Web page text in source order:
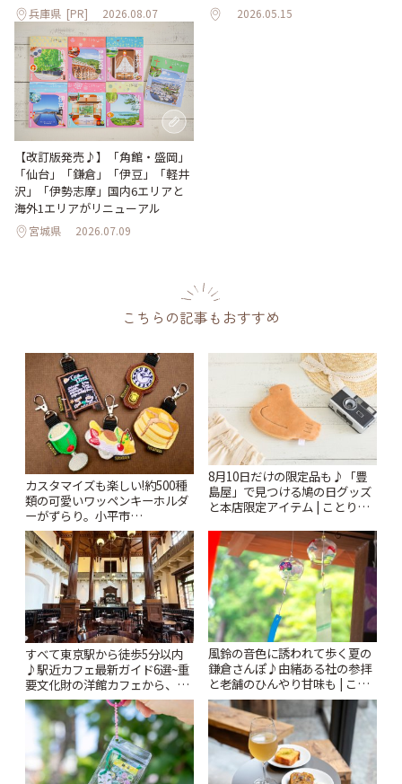
兵庫県 [PR] 2026.08.07 2026.05.15
【改訂版発売♪】「角館・盛岡」
「仙台」「鎌倉」「伊豆」「軽井
沢」「伊勢志摩」国内6エリアと
海外1エリアがリニューアル
宮城県 2026.07.09
こちらの記事もおすすめ
カスタマイズも楽しい!約500種
類の可愛いワッペンキーホルダ
ーがずらり。小平市
「Kimamaya T&K」 | ことりっ
ぷ
8月10日だけの限定品も♪「豊
島屋」で見つける鳩の日グッズ
と本店限定アイテム | ことりっ
すべて東京駅から徒歩5分以内
♪駅近カフェ最新ガイド6選~重
要文化財の洋館カフェから、改
札すぐのレトロ喫茶まで~ | こと
りっぷ
風鈴の音色に誘われて歩く夏の
鎌倉さんぽ♪由緒ある社の参拝
と老舗のひんやり甘味も | こと
りっぷ